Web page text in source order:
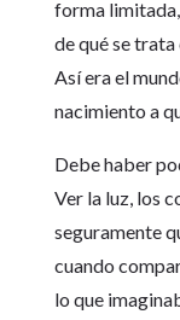
forma
de qué se
Así era el
nacimiento a
Debe haber
Ver la luz, los
seguramente
cuando
lo que